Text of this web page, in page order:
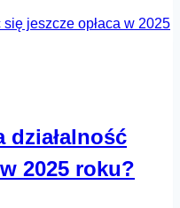
działalność
2025 roku?